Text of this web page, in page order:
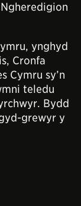
ynghyd
Cronfa
Cymru sy’n
teledu
Bydd
grewyr y